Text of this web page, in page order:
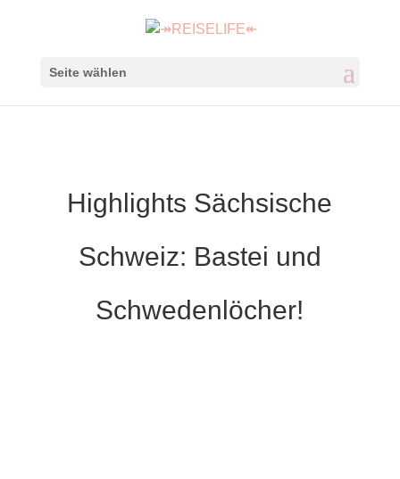
Seite wählen
Highlights Sächsische
Schweiz: Bastei und
Schwedenlöcher!